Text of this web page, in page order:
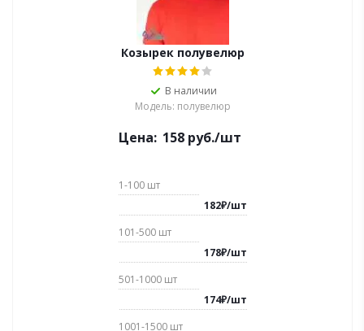
Козырек полувелюр
В наличии
Модель: полувелюр
Цена: 158 руб./шт
1-100 шт
182₽/шт
101-500 шт
178₽/шт
501-1000 шт
174₽/шт
1001-1500 шт